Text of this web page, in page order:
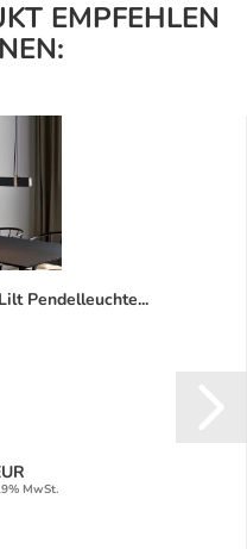
EMPFEHLEN
Pendelleuchte...
MwSt.